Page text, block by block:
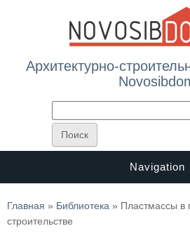
Архитектурно-
Navigation
Вы здесь
Главная » Библиотека » Пластмассы в
строительстве